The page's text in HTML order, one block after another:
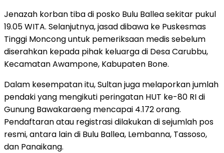
Jenazah korban tiba di posko Bulu Ballea sekitar pukul
19.05 WITA. Selanjutnya, jasad dibawa ke Puskesmas
Tinggi Moncong untuk pemeriksaan medis sebelum
diserahkan kepada pihak keluarga di Desa Carubbu,
Kecamatan Awampone, Kabupaten Bone.
Dalam kesempatan itu, Sultan juga melaporkan jumlah
pendaki yang mengikuti peringatan HUT ke-80 RI di
Gunung Bawakaraeng mencapai 4.172 orang.
Pendaftaran atau registrasi dilakukan di sejumlah pos
resmi, antara lain di Bulu Ballea, Lembanna, Tassoso,
dan Panaikang.